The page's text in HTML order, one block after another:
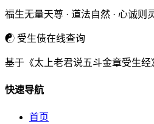
福生无量天尊 · 道法自然 · 心诚则
☯ 受生债在线查询
基于《太上老君说五斗金章受生经
快速导航
首页